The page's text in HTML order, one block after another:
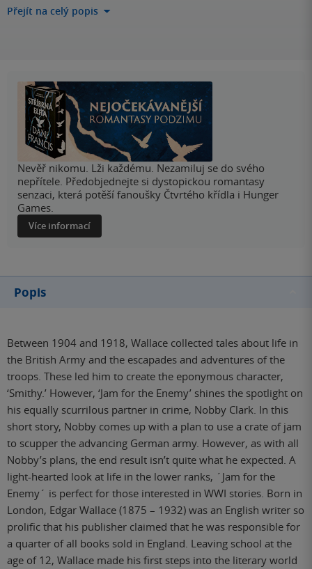
Přejít na celý popis
Nevěř nikomu. Lži každému. Nezamiluj se do svého
nepřítele. Předobjednejte si dystopickou romantasy
senzaci, která potěší fanoušky Čtvrtého křídla i Hunger
Games.
Více informací
Popis
Between 1904 and 1918, Wallace collected tales about life in
the British Army and the escapades and adventures of the
troops. These led him to create the eponymous character,
‘Smithy.’ However, ‘Jam for the Enemy’ shines the spotlight on
his equally scurrilous partner in crime, Nobby Clark. In this
short story, Nobby comes up with a plan to use a crate of jam
to scupper the advancing German army. However, as with all
Nobby’s plans, the end result isn’t quite what he expected. A
light-hearted look at life in the lower ranks, ´Jam for the
Enemy´ is perfect for those interested in WWI stories. Born in
London, Edgar Wallace (1875 – 1932) was an English writer so
prolific that his publisher claimed that he was responsible for
a quarter of all books sold in England. Leaving school at the
age of 12, Wallace made his first steps into the literary world